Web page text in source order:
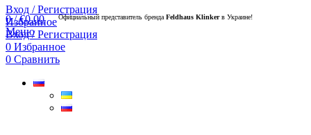
Вход / Регистрация
Избранное
Вход / Регистрация
0 Избранное
0 Сравнить
0/ €0.00
Меню
Официальный представитель бренда Feldhaus Klinkerв Украине!